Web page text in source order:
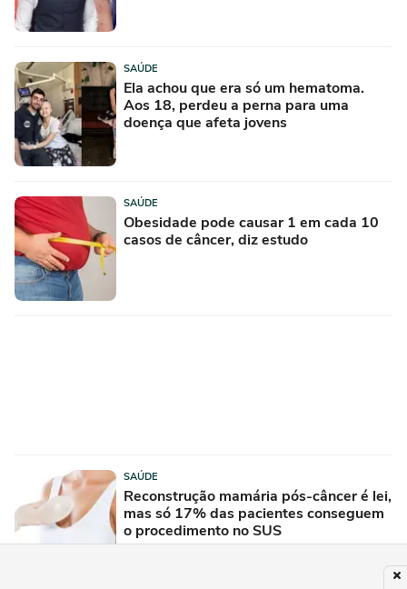
SAÚDE
Ela achou que era só um hematoma.
Aos 18, perdeu a perna para uma
doença que afeta jovens
SAÚDE
Obesidade pode causar 1 em cada 10
casos de câncer, diz estudo
SAÚDE
Reconstrução mamária pós-câncer é lei,
mas só 17% das pacientes conseguem
o procedimento no SUS